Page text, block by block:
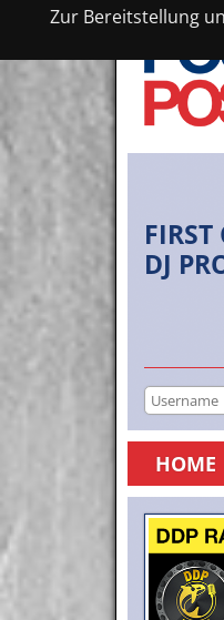
Zur Bereitstellung
FIRST
DJ
HOME